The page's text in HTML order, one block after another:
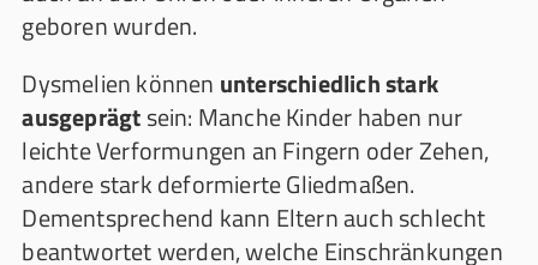
geboren wurden.
Dysmelien können unterschiedlich stark
ausgeprägtsein: Manche Kinder haben nur
leichte Verformungen an Fingern oder Zehen,
andere stark deformierte Gliedmaßen.
Dementsprechend kann Eltern auch schlecht
beantwortet werden, welche Einschränkungen